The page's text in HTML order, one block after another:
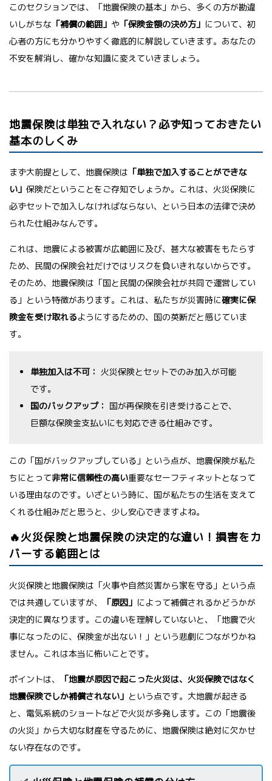
このセクションでは、「地震保険の基本」から、多くの方が勘違
いしがちな 「補償の範囲」 や 「保険金額の決め方」 について、初
心者の方にも分かりやすく徹底的に解説していきます。あなたの
不安を解消し、確かな知識に変えていきましょう。
地震保険は単独で入れない？必ず知っておきたい
基本のしくみ
まず大前提として、地震保険は 「単独で加入することができな
い」 保険だということをご存知でしょうか。これは、火災保険に
必ずセットで加入しなければならない、という日本の法律で決め
られた仕組みなんです。
これは、地震による被害が広範囲に及び、甚大な被害をもたらす
ため、民間の保険会社だけではリスクを負いきれないからです。
そのため、地震保険は「国と民間の保険会社が共同で運営してい
る」という特徴があります。これは、私たちが災害時に確実に保
険金を受け取れるようにするための、国の英断だと感じていま
す。
単独加入は不可： 火災保険とセットでのみ加入が可能
です。
国のバックアップ： 国が再保険を引き受けることで、
巨額な保険金支払いにも対応できる仕組みです。
この「国がバックアップしている」という点が、地震保険が私た
ちにとって非常に信頼性の高い重要なセーフティネットとなって
いる理由なのです。いざという時に、国が私たちの生活を支えて
くれる仕組みだと思うと、少し安心できますよね。
🔥火災保険と地震保険の決定的な違い！損害をカ
バーする範囲とは
火災保険と地震保険は「火事や自然災害から家を守る」という点
では共通していますが、
「原因」 によって補償されるかどうかが
決定的に異なります。この違いを理解していないと、「地震で火
事になったのに、保険金が出ない！」という悲劇につながりかね
ません。これは本当に怖いことです。
ポイントは、
「地震が原因で起こった火災は、火災保険ではなく
地震保険でしか補償されない」 という点です。大地震が起きる
と、電気系統のショートなどで火災が多発します。この「地震後
の火災」から大切な財産を守るために、地震保険は絶対に欠かせ
ない存在なのです。